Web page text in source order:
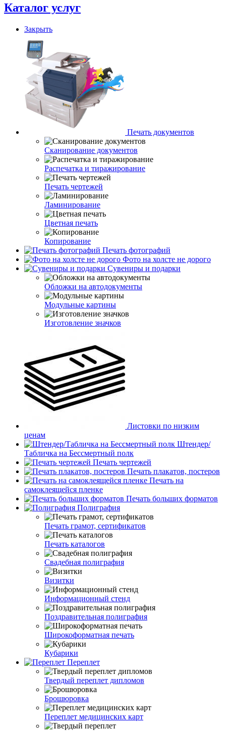
Каталог услуг
Закрыть
Печать документов
Сканирование документов
Распечатка и тиражирование
Печать чертежей
Ламинирование
Цветная печать
Копирование
Печать фотографий
Фото на холсте не дорого
Сувениры и подарки
Обложки на автодокументы
Модульные картины
Изготовление значков
Листовки по низким
ценам
Штендер/
Табличка на Бессмертный полк
Печать чертежей
Печать плакатов, постеров
Печать на
самоклеящейся пленке
Печать больших форматов
Полиграфия
Печать грамот, сертификатов
Печать каталогов
Свадебная полиграфия
Визитки
Информационный стенд
Поздравительная полиграфия
Широкоформатная печать
Кубарики
Переплет
Твердый переплет дипломов
Брошюровка
Переплет медицинских карт